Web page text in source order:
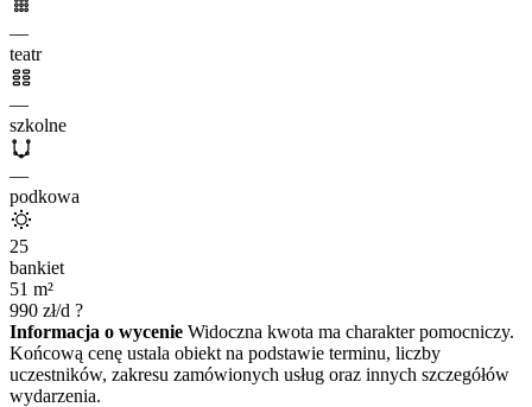
—
teatr
—
szkolne
—
podkowa
25
bankiet
51 m²
990 zł/d ?
Informacja o wycenie Widoczna kwota ma charakter pomocniczy.
Końcową cenę ustala obiekt na podstawie terminu, liczby
uczestników, zakresu zamówionych usług oraz innych szczegółów
wydarzenia.